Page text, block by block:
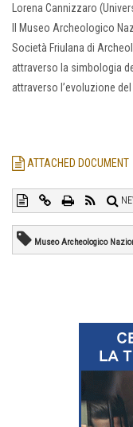
Lorena Cannizzaro
Il Museo Archeologico
Società Friulana di
attraverso la simbologia
attraverso l’evoluzione
ATTACHED DOCUMENT
Museo Archeologico